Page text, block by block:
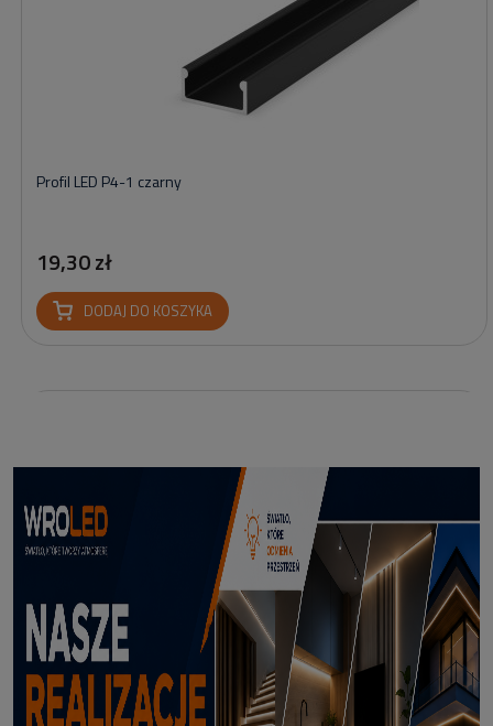
Profil LED P4-1 czarny
19,30 zł
DODAJ DO KOSZYKA
Profil led podtynkowy GK18-3 czarny 3m